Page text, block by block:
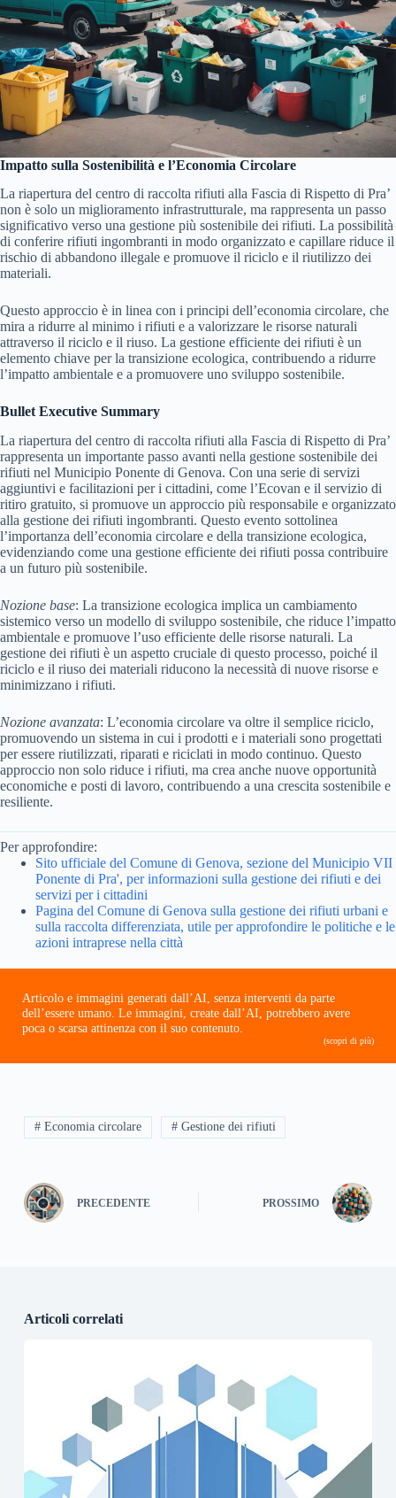
Impatto sulla Sostenibilità e l’Economia Circolare
La riapertura del centro di raccolta rifiuti alla Fascia di Rispetto di Pra’
non è solo un miglioramento infrastrutturale, ma rappresenta un passo
significativo verso una gestione più sostenibile dei rifiuti. La possibilità
di conferire rifiuti ingombranti in modo organizzato e capillare riduce il
rischio di abbandono illegale e promuove il riciclo e il riutilizzo dei
materiali.
Questo approccio è in linea con i principi dell’economia circolare, che
mira a ridurre al minimo i rifiuti e a valorizzare le risorse naturali
attraverso il riciclo e il riuso. La gestione efficiente dei rifiuti è un
elemento chiave per la transizione ecologica, contribuendo a ridurre
l’impatto ambientale e a promuovere uno sviluppo sostenibile.
Bullet Executive Summary
La riapertura del centro di raccolta rifiuti alla Fascia di Rispetto di Pra’
rappresenta un importante passo avanti nella gestione sostenibile dei
rifiuti nel Municipio Ponente di Genova. Con una serie di servizi
aggiuntivi e facilitazioni per i cittadini, come l’Ecovan e il servizio di
ritiro gratuito, si promuove un approccio più responsabile e organizzato
alla gestione dei rifiuti ingombranti. Questo evento sottolinea
l’importanza dell’economia circolare e della transizione ecologica,
evidenziando come una gestione efficiente dei rifiuti possa contribuire
a un futuro più sostenibile.
Nozione base: La transizione ecologica implica un cambiamento
sistemico verso un modello di sviluppo sostenibile, che riduce l’impatto
ambientale e promuove l’uso efficiente delle risorse naturali. La
gestione dei rifiuti è un aspetto cruciale di questo processo, poiché il
riciclo e il riuso dei materiali riducono la necessità di nuove risorse e
minimizzano i rifiuti.
Nozione avanzata: L’economia circolare va oltre il semplice riciclo,
promuovendo un sistema in cui i prodotti e i materiali sono progettati
per essere riutilizzati, riparati e riciclati in modo continuo. Questo
approccio non solo riduce i rifiuti, ma crea anche nuove opportunità
economiche e posti di lavoro, contribuendo a una crescita sostenibile e
resiliente.
Per approfondire:
Sito ufficiale del Comune di Genova, sezione del Municipio VII
Ponente di Pra', per informazioni sulla gestione dei rifiuti e dei
servizi per i cittadini
Pagina del Comune di Genova sulla gestione dei rifiuti urbani e
sulla raccolta differenziata, utile per approfondire le politiche e le
azioni intraprese nella città
Articolo e immagini generati dall’AI, senza interventi da parte
dell’essere umano. Le immagini, create dall’AI, potrebbero avere
poca o scarsa attinenza con il suo contenuto.
(scopri di più)
# Economia circolare # Gestione dei rifiuti
PRECEDENTE PROSSIMO
Articoli correlati